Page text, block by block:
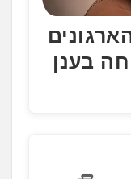
97% מהארגונים
בענן